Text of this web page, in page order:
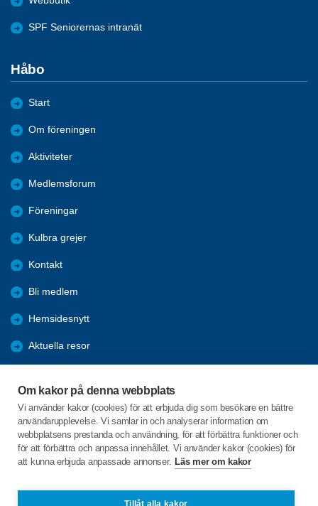
Om kakor på denna webbplats
Vi använder kakor (cookies) för att erbjuda dig som besökare en bättre
användarupplevelse. Vi samlar in och analyserar information om
webbplatsens prestanda och användning, för att förbättra funktioner och
för att förbättra och anpassa innehållet. Vi använder kakor (cookies) för
att kunna erbjuda anpassade annonser. Läs mer om kakor
Tillåt alla kakor
SPF Seniorernas intranät
Håbo
Start
Om föreningen
Aktiviteter
Medlemsforum
Föreningar
Kulbra grejer
Kontakt
Bli medlem
Hemsidesnytt
Aktuella resor
Trygghetsringning
Gårdsrådet
C/o:Skeppsgården